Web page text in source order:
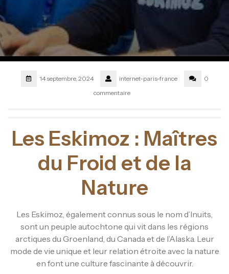
14 septembre, 2024 internet-paris-france
0
commentaire
Les Eskimoz : Maîtres
du Froid et de la
Nature
Les Eskimoz, également connus sous le nom d’Inuits,
sont un peuple autochtone qui vit dans les régions
arctiques du Groenland, du Canada et de l’Alaska. Leur
mode de vie unique et leur relation étroite avec la nature
en font une culture fascinante à découvrir.